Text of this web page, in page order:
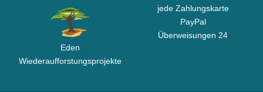
Eden
Wiederaufforstungsprojekte
jede Zahlungskarte
PayPal
Überweisungen 24